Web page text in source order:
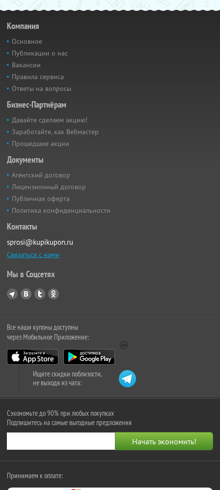
Компания
Основное
Публикации о нас
Вакансии
Правила сервиса
Ответы на вопросы
Бизнес-Партнёрам
Давайте сделаем акцию!
Заработайте, как Вебмастер
Прошедшие акции
Документы
Агентский договор
Лицензионный договор
Публичная оферта
Политика конфиденциальности
Контакты
sprosi@kupikupon.ru
Связаться с нами
Мы в Соцсетях
Все наши купоны доступны
через Мобильное Приложение:
Ищите скидки поблизости,
не выходя из чата:
Сэкономьте до 90% при любых покупках
Подпишитесь на самые выгодные предложения
Принимаем к оплате: